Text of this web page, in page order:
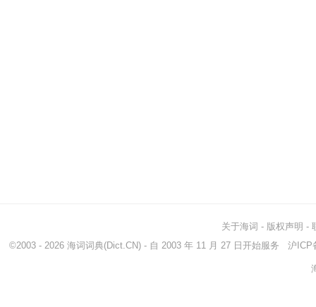
关于海词 - 版权声明 -
©2003 - 2026 海词词典(Dict.CN) - 自 2003 年 11 月 27 日开始服务 沪ICP